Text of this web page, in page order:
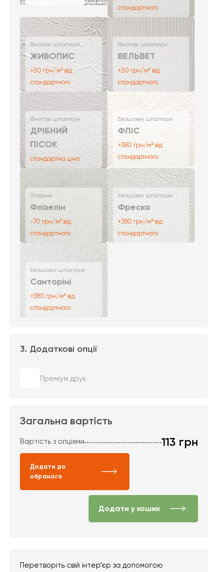
стандартного
Вінілові шпалери
ЖИВОПИС
+30 грн/м² від
стандартного
Вінілові шпалери
ВЕЛЬВЕТ
+30 грн/м² від
стандартного
Вінілові шпалери
ДРІБНИЙ
ПІСОК
стандартна ціна
Безшовні шпалери
ФЛІС
+380 грн/м² від
стандартного
Гладкий
Флізелін
-70 грн/м² від
стандартного
Безшовні шпалери
Фреска
+380 грн/м² від
стандартного
Безшовні шпалери
Санторіні
+380 грн/м² від
стандартного
3. Додаткові опції
Преміум друк
Загальна вартість
Вартість з опціями 113 грн
Додати до
обраного
Додати у кошик
Перетворіть свій інтер’єр за допомогою